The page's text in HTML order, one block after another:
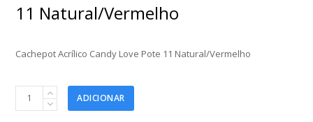
11 Natural/Vermelho
Cachepot Acrílico Candy Love Pote 11 Natural/Vermelho
Cachepot
ADICIONAR